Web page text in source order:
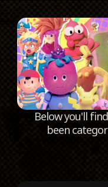
Below you'll
been